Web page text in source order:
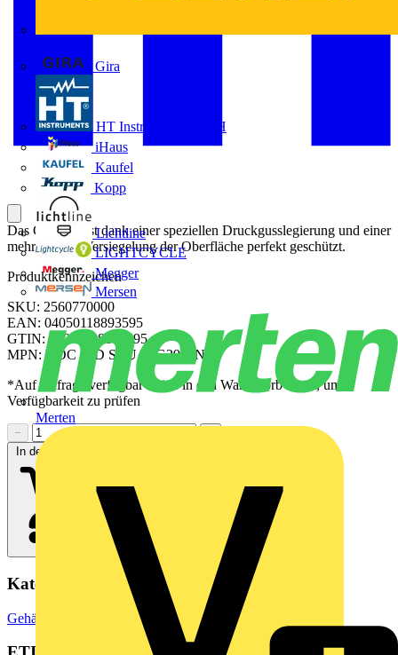
Gira
HT Instruments GmbH
iHaus
Kaufel
Kopp
Lichtline
LIGHTCYCLE
Megger
Mersen
Merten
Das Gehäuse ist dank einer speziellen Druckgusslegierung und einer
mehrstufigen Versiegelung der Oberfläche perfekt geschützt.
Produktkennzeichen
SKU: 2560770000
EAN: 04050118893595
GTIN: 04050118893595
MPN: HDC 40D SBU 1PG29G N
*Auf Anfrage verfügbar - bitte in den Warenkorb legen, um
Verfügbarkeit zu prüfen
−
In den Warenkorb
Kategorien
Gehäuse & Schaltschränke Wetterfeste Gehäuse